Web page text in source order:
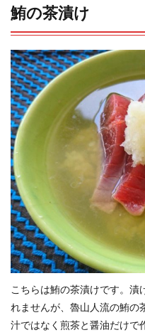
鮪の茶漬け
こちらは鮪の茶漬けです。漬
れませんが、魯山人流の鮪の
汁ではなく煎茶と醤油だけで